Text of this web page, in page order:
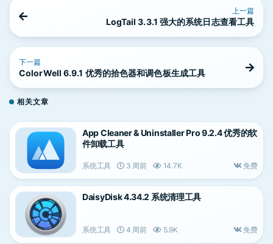
上一篇
LogTail 3.3.1 强大的系统日志查看工具
下一篇
ColorWell 6.9.1 优秀的拾色器和调色板生成工具
相关文章
App Cleaner & Uninstaller Pro 9.2.4 优秀的软
件卸载工具
系统工具 3 周前 14.7K 免费
DaisyDisk 4.34.2 系统清理工具
系统工具 4 周前 5.9K 免费